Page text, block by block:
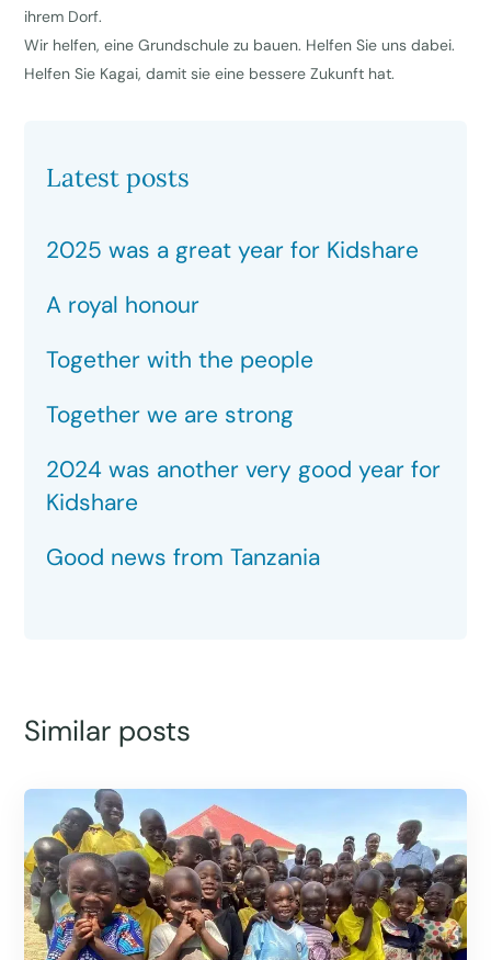
ihrem Dorf.
Wir helfen, eine Grundschule zu bauen. Helfen Sie uns dabei.
Helfen Sie Kagai, damit sie eine bessere Zukunft hat.
Latest posts
2025 was a great year for Kidshare
A royal honour
Together with the people
Together we are strong
2024 was another very good year for
Kidshare
Good news from Tanzania
Similar posts